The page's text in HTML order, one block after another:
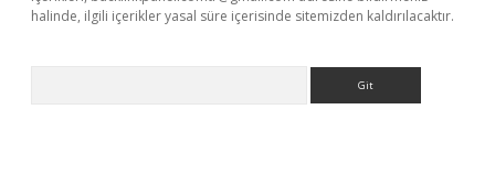
halinde, ilgili içerikler yasal süre içerisinde sitemizden kaldırılacaktır.